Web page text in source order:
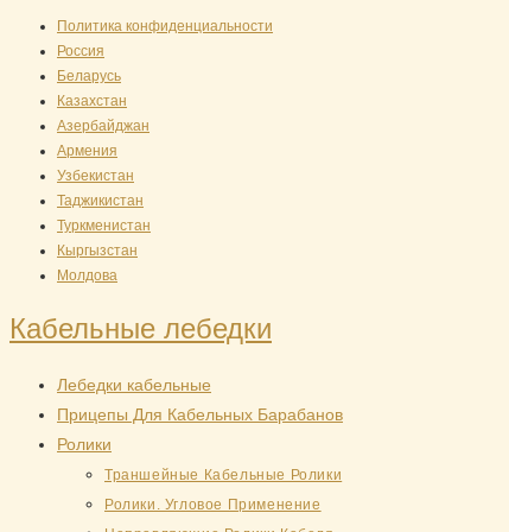
Перейти
содержимому
Политика конфиденциальности
Россия
Беларусь
Казахстан
Азербайджан
Армения
Узбекистан
Таджикистан
Туркменистан
Кыргызстан
Молдова
Кабельные лебедки
Лебедки кабельные
Прицепы Для Кабельных Барабанов
Ролики
Траншейные Кабельные Ролики
Ролики. Угловое Применение